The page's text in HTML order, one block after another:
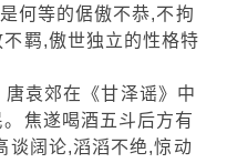
何等的倨傲不恭,不拘
羁,傲世独立的性格特
袁郊在《甘泽谣》中
焦遂喝酒五斗后方有
谈阔论,滔滔不绝,惊动